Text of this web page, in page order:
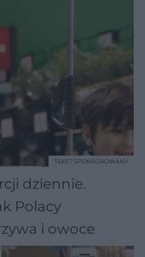
dziennie.
Polacy
i owoce
TEKST SPONSOROWANY